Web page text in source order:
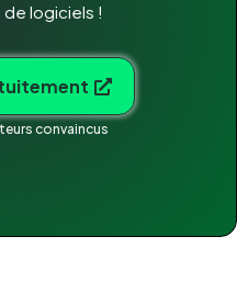
de logiciels !
convaincus